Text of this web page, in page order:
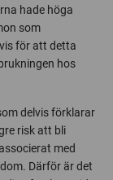
hade höga
som
för att detta
hos
delvis förklarar
risk att bli
med
Därför är det